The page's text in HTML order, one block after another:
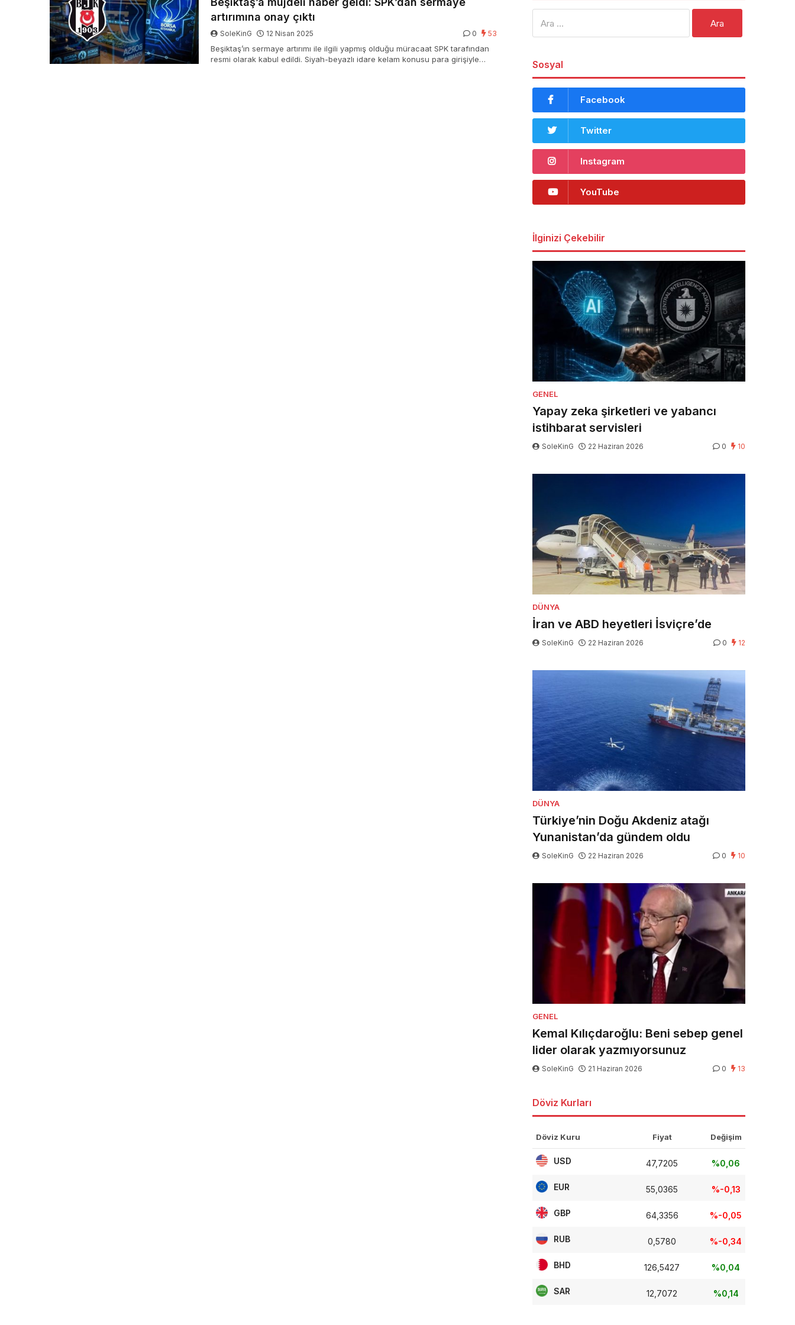
artırımına onay çıktı
SoleKinG 12 Nisan 2025 0 53
Beşiktaş’ın sermaye artırımı ile ilgili yapmış olduğu müracaat SPK tarafından
resmi olarak kabul edildi. Siyah-beyazlı idare kelam konusu para girişiyle
Sosyal
Facebook
Twitter
Instagram
YouTube
İlginizi Çekebilir
GENEL
Yapay zeka şirketleri ve yabancı
istihbarat servisleri
SoleKinG 22 Haziran 2026 0 10
DÜNYA
İran ve ABD heyetleri İsviçre’de
SoleKinG 22 Haziran 2026 0 12
DÜNYA
Türkiye’nin Doğu Akdeniz atağı
Yunanistan’da gündem oldu
SoleKinG 22 Haziran 2026 0 10
GENEL
Kemal Kılıçdaroğlu: Beni sebep genel
lider olarak yazmıyorsunuz
SoleKinG 21 Haziran 2026 0 13
Döviz Kurları
Döviz Kuru Fiyat Değişim
USD 47,7205 %0,06
EUR 55,0365 %-0,13
GBP 64,3356 %-0,05
RUB 0,5780 %-0,34
BHD 126,5427 %0,04
SAR 12,7072 %0,14